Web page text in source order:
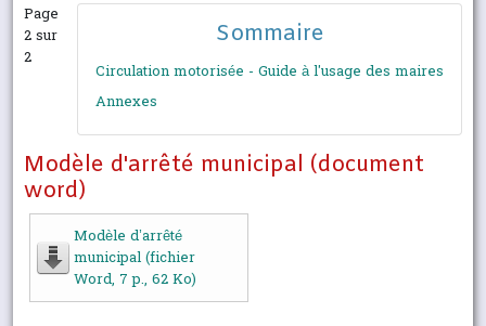
Sommaire
Circulation motorisée - Guide à l'usage des maires
Annexes
Page
2 sur
2
Modèle d'arrêté municipal (document
word)
Modèle d’arrêté
municipal (fichier
Word, 7 p., 62 Ko)